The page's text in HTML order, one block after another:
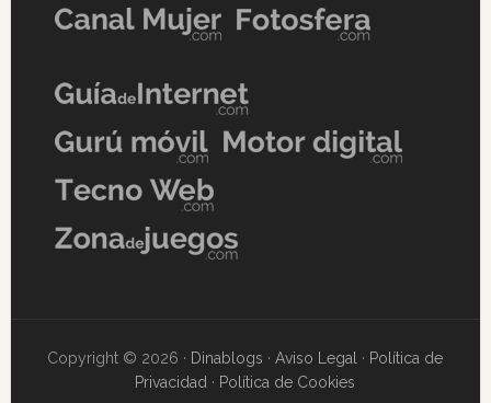
Copyright © 2026 · Dinablogs ·Aviso Legal · Política de
Privacidad · Política de Cookies